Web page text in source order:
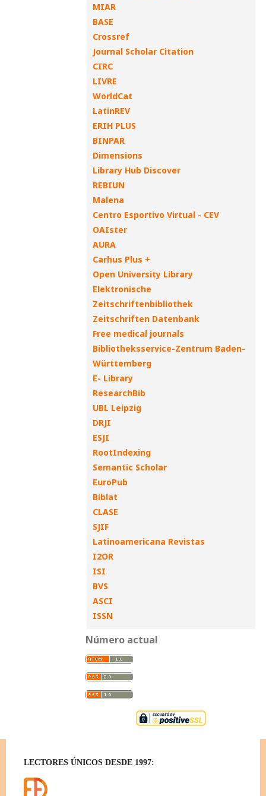
MIAR
BASE
Crossref
Journal Scholar Citation
CIRC
LIVRE
WorldCat
LatinREV
ERIH PLUS
BINPAR
Dimensions
Library Hub Discover
REBIUN
Malena
Centro Esportivo Virtual - CEV
OAIster
AURA
Carhus Plus +
Open University Library
Elektronische
Zeitschriftenbibliothek
Zeitschriften Datenbank
Free medical journals
Bibliotheksservice-Zentrum Baden-
Württemberg
E- Library
ResearchBib
UBL Leipzig
DRJI
ESJI
RootIndexing
Semantic Scholar
EuroPub
Biblat
CLASE
SJIF
Latinoamericana Revistas
I2OR
ISI
BVS
ASCI
ISSN
Número actual
LECTORES ÚNICOS DESDE 1997: